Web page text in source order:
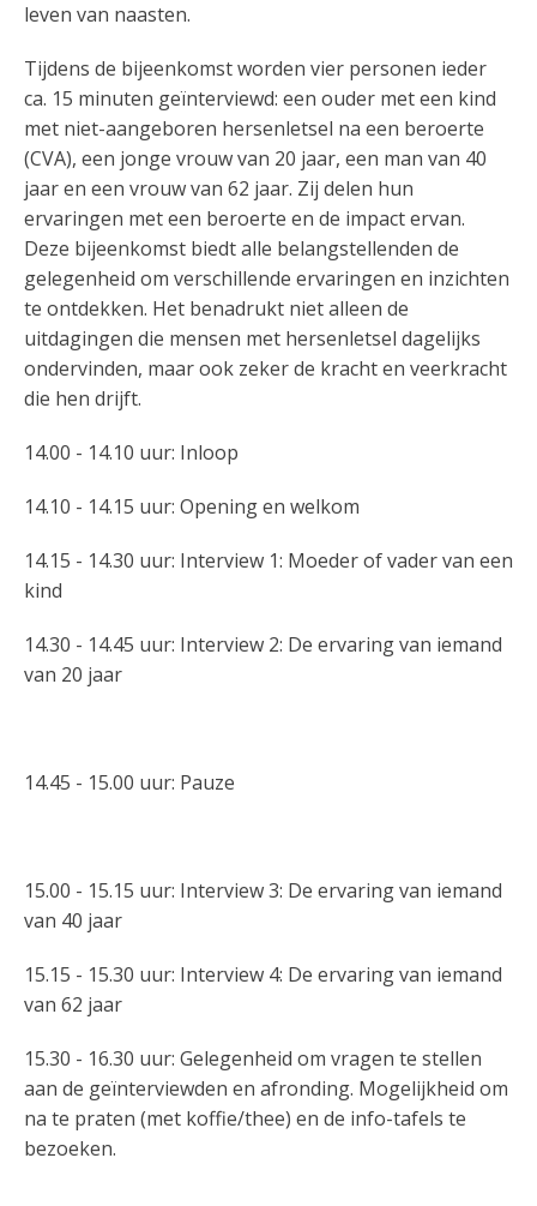
leven van naasten.
Tijdens de bijeenkomst worden vier personen ieder
ca. 15 minuten geïnterviewd: een ouder met een kind
met niet-aangeboren hersenletsel na een beroerte
(CVA), een jonge vrouw van 20 jaar, een man van 40
jaar en een vrouw van 62 jaar. Zij delen hun
ervaringen met een beroerte en de impact ervan.
Deze bijeenkomst biedt alle belangstellenden de
gelegenheid om verschillende ervaringen en inzichten
te ontdekken. Het benadrukt niet alleen de
uitdagingen die mensen met hersenletsel dagelijks
ondervinden, maar ook zeker de kracht en veerkracht
die hen drijft.
14.00 - 14.10 uur: Inloop
14.10 - 14.15 uur: Opening en welkom
14.15 - 14.30 uur: Interview 1: Moeder of vader van een
kind
14.30 - 14.45 uur: Interview 2: De ervaring van iemand
van 20 jaar
14.45 - 15.00 uur: Pauze
15.00 - 15.15 uur: Interview 3: De ervaring van iemand
van 40 jaar
15.15 - 15.30 uur: Interview 4: De ervaring van iemand
van 62 jaar
15.30 - 16.30 uur: Gelegenheid om vragen te stellen
aan de geïnterviewden en afronding. Mogelijkheid om
na te praten (met koffie/thee) en de info-tafels te
bezoeken.